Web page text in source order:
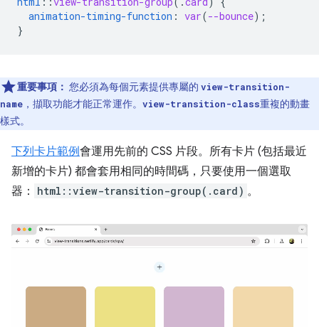
animation-timing-function : var(--bounce);
}
重要事項： 您必須為每個元素提供專屬的 view-transition-
name ，擷取功能才能正常運作。 view-transition-class重複的動畫
樣式。
下列卡片範例會運用先前的 CSS 片段。所有卡片 (包括最近
新增的卡片) 都會套用相同的時間碼，只要使用一個選取
器：
html::view-transition-group(.card) 。